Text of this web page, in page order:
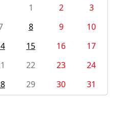
1
2
3
8 9
10
15 16
17
22 23
24
29 30 31